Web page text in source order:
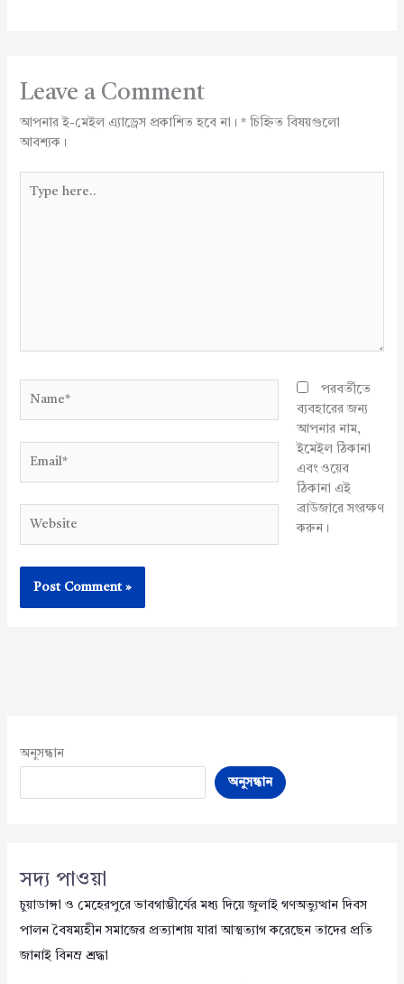
Leave a Comment
আপনার ই-মেইল এ্যাড্রেস প্রকাশিত হবে না। *চিহ্নিত বিষয়গুলো
আবশ্যক।
here..
পরবর্তীতে
ব্যবহারের জন্য
আপনার নাম,
ইমেইল ঠিকানা
এবং ওয়েব
ঠিকানা এই
ব্রাউজারে সংরক্ষণ
করুন।
অনুসন্ধান
অনুসন্ধান
সদ্য পাওয়া
চুয়াডাঙ্গা ও মেহেরপুরে ভাবগাম্ভীর্যের মধ্য দিয়ে জুলাই গণঅভ্যুত্থান দিবস
পালন বৈষম্যহীন সমাজের প্রত্যাশায় যারা আত্মত্যাগ করেছেন তাদের প্রতি
জানাই বিনম্র শ্রদ্ধা